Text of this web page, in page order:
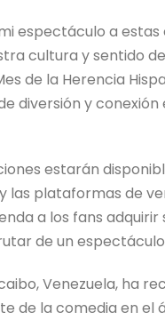
espectáculo a
cultura y sentido
de la Herencia
diversión y
estarán
las plataformas de
a los fans
de un
Venezuela, ha
de la comedia en el